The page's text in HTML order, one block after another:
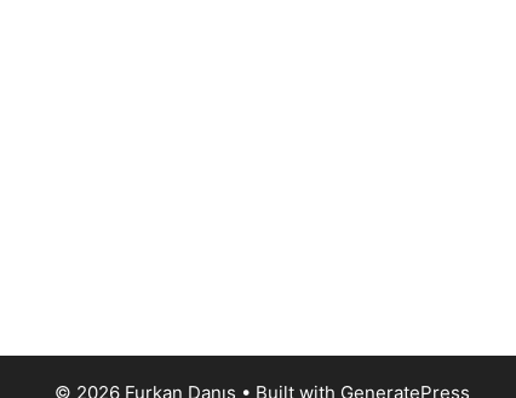
© 2026 Furkan Danış • Built with GeneratePress